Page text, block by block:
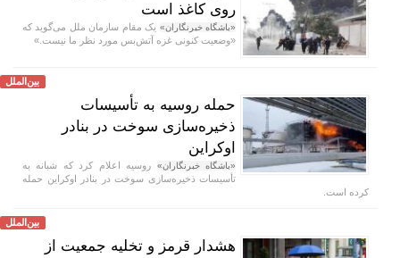
روی کاغذ است
«باشگاه خبرنگاران» یک مقام سازمان ملل می‌گوید که
«وضعیت کنونی غزه آتش‌بس مورد نظر ما نیست.»
بین‌الملل
حمله روسیه به تأسیسات
ذخیره‌سازی سوخت در بنادر
اوکراین
«باشگاه خبرنگاران» روسیه اعلام کرد که شبانه به
تأسیسات ذخیره‌سازی سوخت در بنادر اوکراین حمله
کرده است.
بین‌الملل
هشدار قرمز و تخلیه جمعیت از